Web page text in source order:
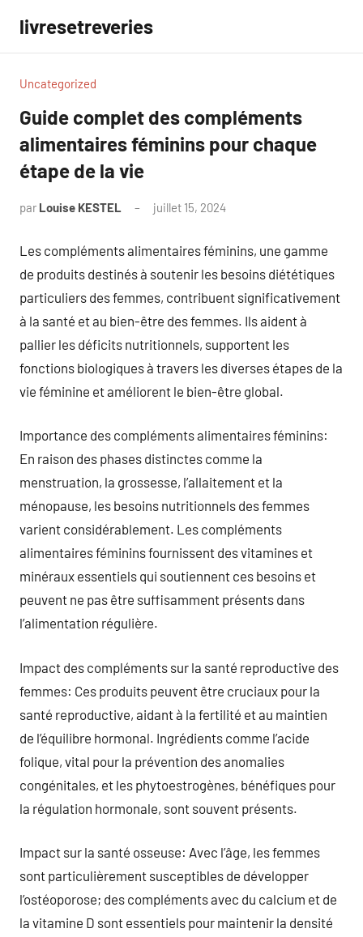
contenu
livresetreveries
Uncategorized
Guide complet des compléments
alimentaires féminins pour chaque
étape de la vie
par Louise KESTEL juillet 15, 2024
Les compléments alimentaires féminins, une gamme
de produits destinés à soutenir les besoins diététiques
particuliers des femmes, contribuent significativement
à la santé et au bien-être des femmes. Ils aident à
pallier les déficits nutritionnels, supportent les
fonctions biologiques à travers les diverses étapes de la
vie féminine et améliorent le bien-être global.
Importance des compléments alimentaires féminins:
En raison des phases distinctes comme la
menstruation, la grossesse, l’allaitement et la
ménopause, les besoins nutritionnels des femmes
varient considérablement. Les compléments
alimentaires féminins fournissent des vitamines et
minéraux essentiels qui soutiennent ces besoins et
peuvent ne pas être suffisamment présents dans
l’alimentation régulière.
Impact des compléments sur la santé reproductive des
femmes: Ces produits peuvent être cruciaux pour la
santé reproductive, aidant à la fertilité et au maintien
de l’équilibre hormonal. Ingrédients comme l’acide
folique, vital pour la prévention des anomalies
congénitales, et les phytoestrogènes, bénéfiques pour
la régulation hormonale, sont souvent présents.
Impact sur la santé osseuse: Avec l’âge, les femmes
sont particulièrement susceptibles de développer
l’ostéoporose; des compléments avec du calcium et de
la vitamine D sont essentiels pour maintenir la densité